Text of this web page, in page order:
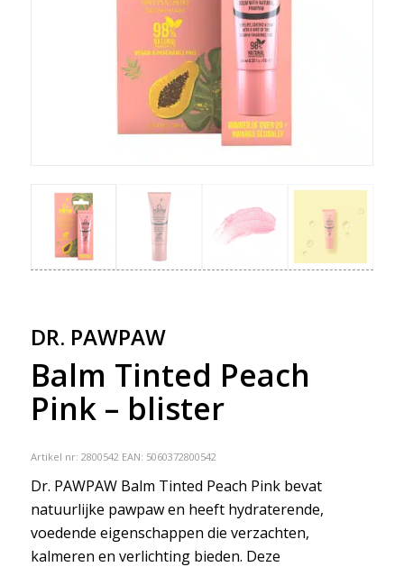
DR. PAWPAW
Balm Tinted Peach
Pink – blister
Artikel nr: 2800542 EAN: 5060372800542
Dr. PAWPAW Balm Tinted Peach Pink bevat
natuurlijke pawpaw en heeft hydraterende,
voedende eigenschappen die verzachten,
kalmeren en verlichting bieden. Deze